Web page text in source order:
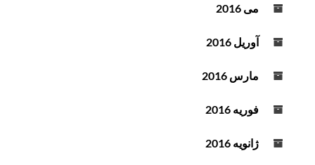
می 2016
آوریل 2016
مارس 2016
فوریه 2016
ژانویه 2016